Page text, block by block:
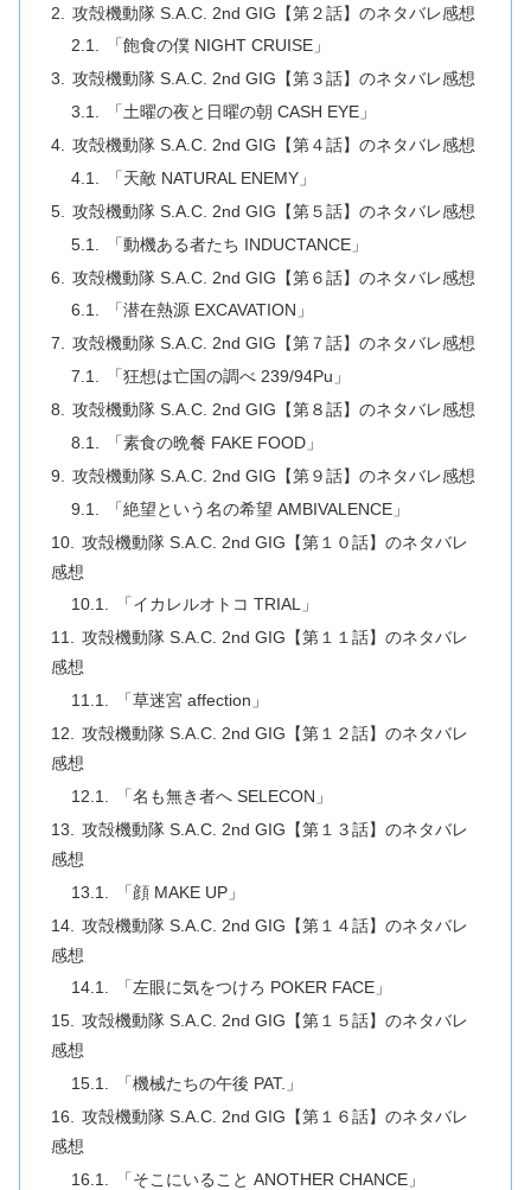
攻殻機動隊 S.A.C. 2nd GIG【第２話】のネタバレ感想
「飽食の僕 NIGHT CRUISE」
攻殻機動隊 S.A.C. 2nd GIG【第３話】のネタバレ感想
「土曜の夜と日曜の朝 CASH EYE」
攻殻機動隊 S.A.C. 2nd GIG【第４話】のネタバレ感想
「天敵 NATURAL ENEMY」
攻殻機動隊 S.A.C. 2nd GIG【第５話】のネタバレ感想
「動機ある者たち INDUCTANCE」
攻殻機動隊 S.A.C. 2nd GIG【第６話】のネタバレ感想
「潜在熱源 EXCAVATION」
攻殻機動隊 S.A.C. 2nd GIG【第７話】のネタバレ感想
「狂想は亡国の調べ 239/94Pu」
攻殻機動隊 S.A.C. 2nd GIG【第８話】のネタバレ感想
「素食の晩餐 FAKE FOOD」
攻殻機動隊 S.A.C. 2nd GIG【第９話】のネタバレ感想
「絶望という名の希望 AMBIVALENCE」
攻殻機動隊 S.A.C. 2nd GIG【第１０話】のネタバレ
感想
「イカレルオトコ TRIAL」
攻殻機動隊 S.A.C. 2nd GIG【第１１話】のネタバレ
感想
「草迷宮 affection」
攻殻機動隊 S.A.C. 2nd GIG【第１２話】のネタバレ
感想
「名も無き者へ SELECON」
攻殻機動隊 S.A.C. 2nd GIG【第１３話】のネタバレ
感想
「顔 MAKE UP」
攻殻機動隊 S.A.C. 2nd GIG【第１４話】のネタバレ
感想
「左眼に気をつけろ POKER FACE」
攻殻機動隊 S.A.C. 2nd GIG【第１５話】のネタバレ
感想
「機械たちの午後 PAT.」
攻殻機動隊 S.A.C. 2nd GIG【第１６話】のネタバレ
感想
「そこにいること ANOTHER CHANCE」